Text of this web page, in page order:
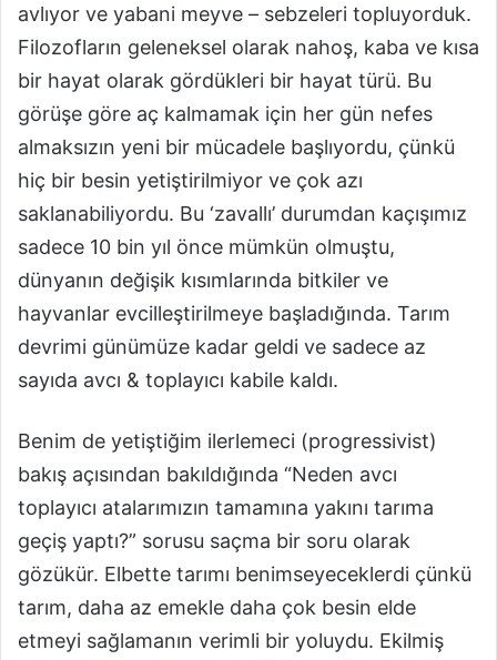
avlıyor ve yabani meyve – sebzeleri topluyorduk.
Filozofların geleneksel olarak nahoş, kaba ve kısa
bir hayat olarak gördükleri bir hayat türü. Bu
görüşe göre aç kalmamak için her gün nefes
almaksızın yeni bir mücadele başlıyordu, çünkü
hiç bir besin yetiştirilmiyor ve çok azı
saklanabiliyordu. Bu ‘zavallı’ durumdan kaçışımız
sadece 10 bin yıl önce mümkün olmuştu,
dünyanın değişik kısımlarında bitkiler ve
hayvanlar evcilleştirilmeye başladığında. Tarım
devrimi günümüze kadar geldi ve sadece az
sayıda avcı & toplayıcı kabile kaldı.
Benim de yetiştiğim ilerlemeci (progressivist)
bakış açısından bakıldığında “Neden avcı
toplayıcı atalarımızın tamamına yakını tarıma
geçiş yaptı?” sorusu saçma bir soru olarak
gözükür. Elbette tarımı benimseyeceklerdi çünkü
tarım, daha az emekle daha çok besin elde
etmeyi sağlamanın verimli bir yoluydu. Ekilmiş